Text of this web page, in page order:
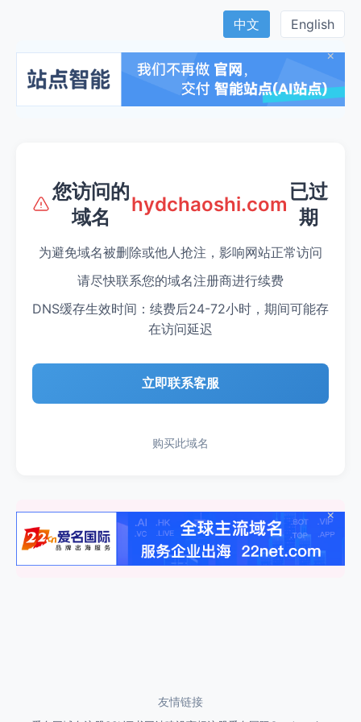
中文
English
×
您访问的
域名
hydchaoshi.com
已过
期
为避免域名被删除或他人抢注，影响网站正常访问
请尽快联系您的域名注册商进行续费
DNS缓存生效时间：续费后24-72小时，期间可能存
在访问延迟
立即联系客服
购买此域名
×
友情链接